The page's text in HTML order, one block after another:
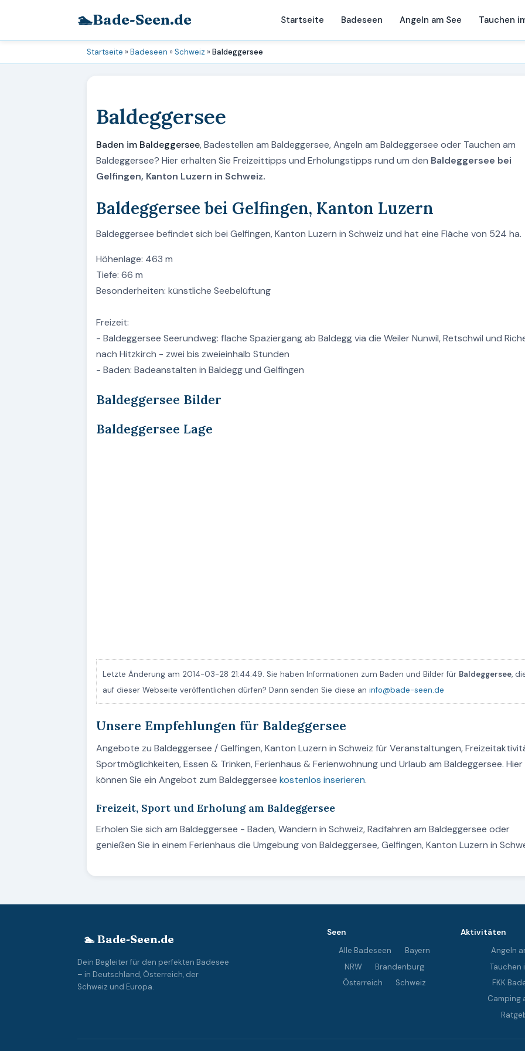
🏊Bade-Seen.de Startseite Badeseen Angeln am See Tauchen
Startseite »Badeseen »Schweiz »Baldeggersee
Baldeggersee
Baden im Baldeggersee, Badestellen am Baldeggersee, Angeln am Baldeggersee oder Tauchen am
Baldeggersee? Hier erhalten Sie Freizeittipps und Erholungstipps rund um den Baldeggersee bei
Gelfingen, Kanton Luzern in Schweiz.
Baldeggersee bei Gelfingen, Kanton Luzern
Baldeggersee befindet sich bei Gelfingen, Kanton Luzern in Schweiz und hat eine Fläche von 524 ha.
Höhenlage: 463 m
Tiefe: 66 m
Besonderheiten: künstliche Seebelüftung
Freizeit:
- Baldeggersee Seerundweg: flache Spaziergang ab Baldegg via die Weiler Nunwil, Retschwil und
nach Hitzkirch - zwei bis zweieinhalb Stunden
- Baden: Badeanstalten in Baldegg und Gelfingen
Baldeggersee Bilder
Baldeggersee Lage
Letzte Änderung am 2014-03-28 21:44:49. Sie haben Informationen zum Baden und Bilder für Baldeggersee,
auf dieser Webseite veröffentlichen dürfen? Dann senden Sie diese an info@bade-seen.de
Unsere Empfehlungen für Baldeggersee
Angebote zu Baldeggersee / Gelfingen, Kanton Luzern in Schweiz für Veranstaltungen,
Sportmöglichkeiten, Essen & Trinken, Ferienhaus & Ferienwohnung und Urlaub am Baldeggersee. Hier
können Sie ein Angebot zum Baldeggersee kostenlos inserieren.
Freizeit, Sport und Erholung am Baldeggersee
Erholen Sie sich am Baldeggersee - Baden, Wandern in Schweiz, Radfahren am Baldeggersee oder
genießen Sie in einem Ferienhaus die Umgebung von Baldeggersee, Gelfingen, Kanton Luzern in
🏊 Bade-Seen.de
Dein Begleiter für den perfekten Badesee
– in Deutschland, Österreich, der
Schweiz und Europa.
Seen
Alle Badeseen
Bayern
NRW
Brandenburg
Österreich
Schweiz
Aktivitäten
Angeln
Tauchen
FKK
Camping